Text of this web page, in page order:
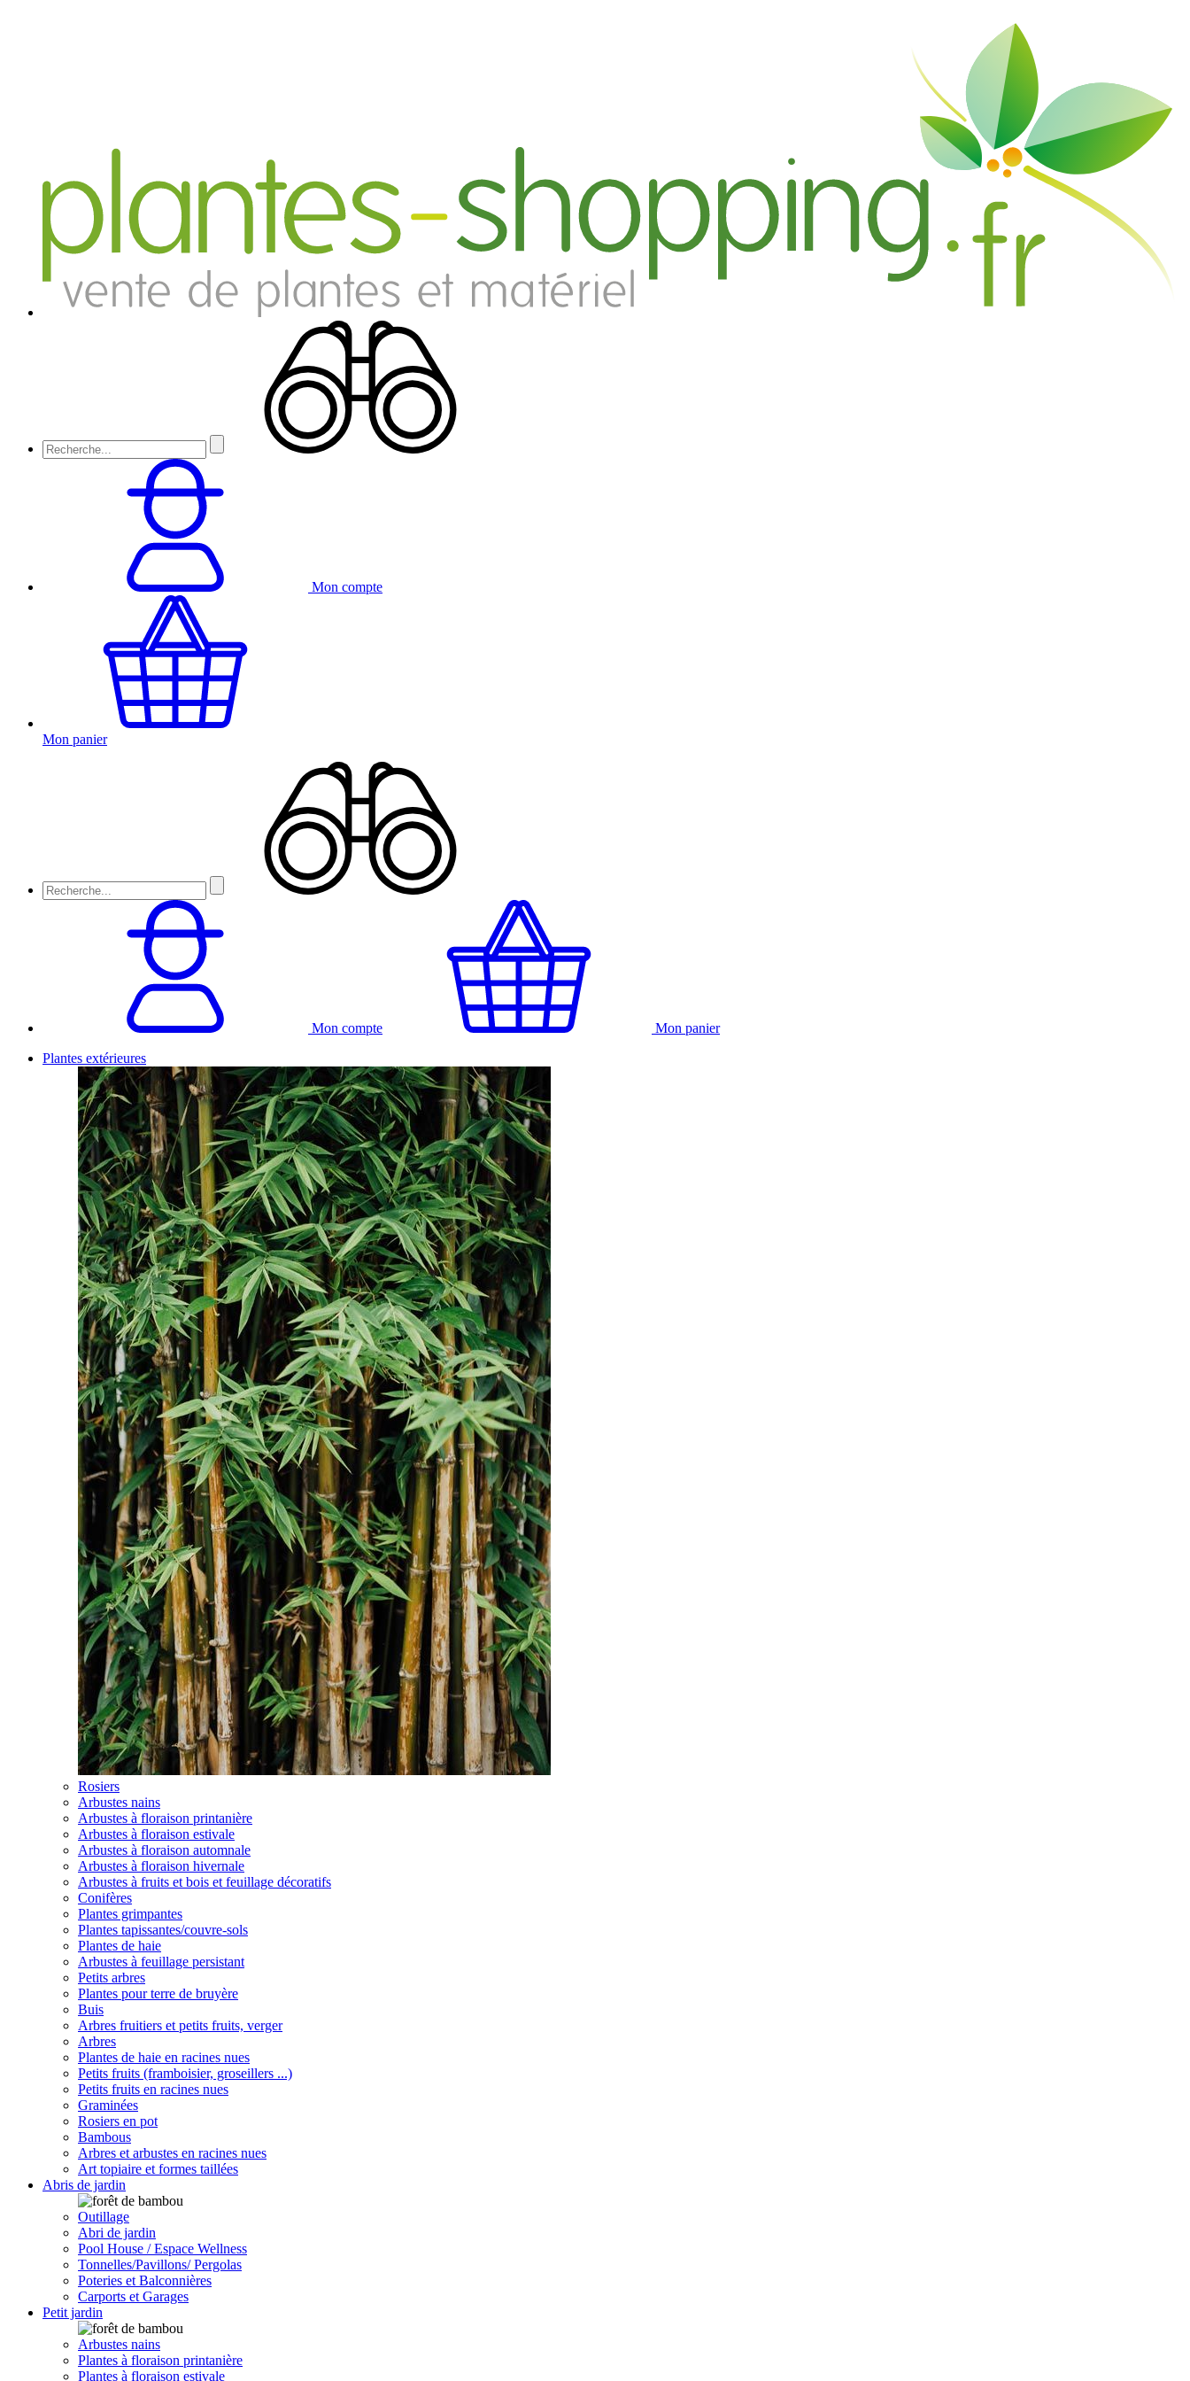
Mon compte
Mon panier
Mon compte
Mon panier
Plantes extérieures
Rosiers
Arbustes nains
Arbustes à floraison printanière
Arbustes à floraison estivale
Arbustes à floraison automnale
Arbustes à floraison hivernale
Arbustes à fruits et bois et feuillage décoratifs
Conifères
Plantes grimpantes
Plantes tapissantes/couvre-sols
Plantes de haie
Arbustes à feuillage persistant
Petits arbres
Plantes pour terre de bruyère
Buis
Arbres fruitiers et petits fruits, verger
Arbres
Plantes de haie en racines nues
Petits fruits (framboisier, groseillers ...)
Petits fruits en racines nues
Graminées
Rosiers en pot
Bambous
Arbres et arbustes en racines nues
Art topiaire et formes taillées
Abris de jardin
Outillage
Abri de jardin
Pool House / Espace Wellness
Tonnelles/Pavillons/ Pergolas
Poteries et Balconnières
Carports et Garages
Petit jardin
Arbustes nains
Plantes à floraison printanière
Plantes à floraison estivale